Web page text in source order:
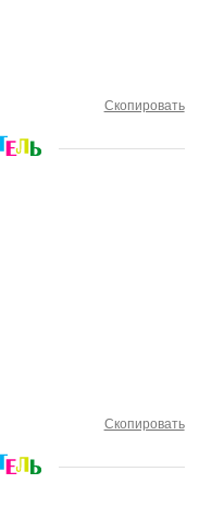
Скопировать
Скопировать